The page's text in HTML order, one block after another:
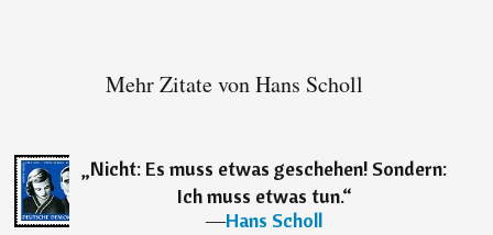
Mehr Zitate von Hans Scholl
„Nicht: Es muss etwas geschehen! Sondern:
Ich muss etwas tun.“
―Hans Scholl